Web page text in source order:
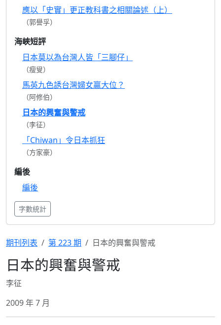
應以「史實」更正教科書之相關論述（上）
（郭譽孚）
海峽短評
日本莫以為台灣人皆「三腳仔」
（瘦叟）
馬英九色誘台灣婦女贏大位？
（阿修伯）
日本的興奮與警戒
（李征）
「Chiwan」令日本抓狂
（方家豪）
編後
編後
字數統計
期刊列表 第 223 期 日本的興奮與警戒
日本的興奮與警戒
李征
2009 年 7 月